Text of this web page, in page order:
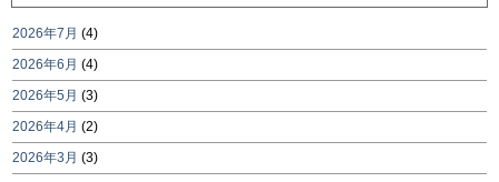
2026年7月 (4)
2026年6月 (4)
2026年5月 (3)
2026年4月 (2)
2026年3月 (3)